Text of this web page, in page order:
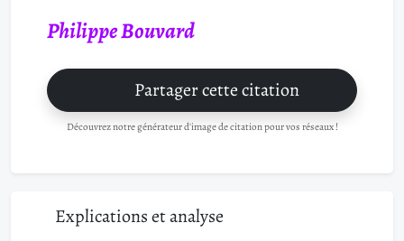
Philippe Bouvard
Partager cette citation
Découvrez notre générateur d'image de citation pour vos réseaux !
Explications et analyse